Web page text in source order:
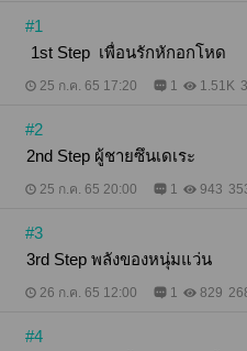
#1
​ 1st Step ​ เพื่อนรักหักอกโหด
25 ก.ค. 65 17:20 1 1.51K
#2
2nd Step ผู้ชายซึนเดเระ
25 ก.ค. 65 20:00 1 943
#3
3rd Step พลังของหนุ่มแว่น
26 ก.ค. 65 12:00 1 829
#4